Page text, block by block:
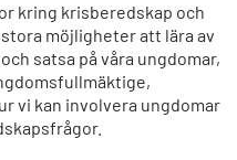
kring krisberedskap och
möjligheter att lära av
satsa på våra ungdomar,
vi kan involvera ungdomar